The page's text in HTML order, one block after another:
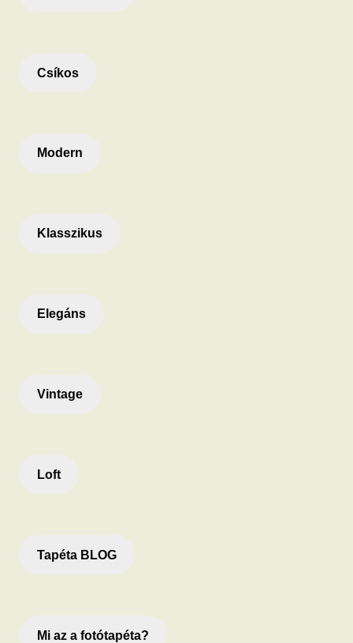
Csíkos
Modern
Klasszikus
Elegáns
Vintage
Loft
Tapéta BLOG
Mi az a fotótapéta?